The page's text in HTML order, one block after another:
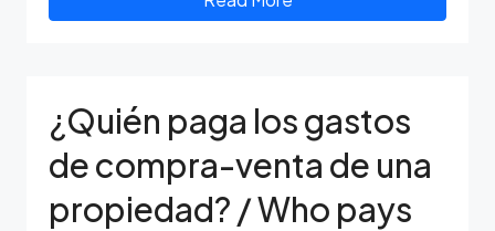
¿Quién paga los gastos
de compra-venta de una
propiedad? / Who pays